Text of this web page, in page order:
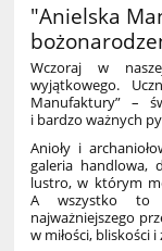
"Anielska
Wczoraj w
wyjątkowego.
Manufaktury” –
i bardzo ważnych
Anioły i
galeria handlowa,
lustro, w którym
A wszystko to
najważniejszego
w miłości, bliskości